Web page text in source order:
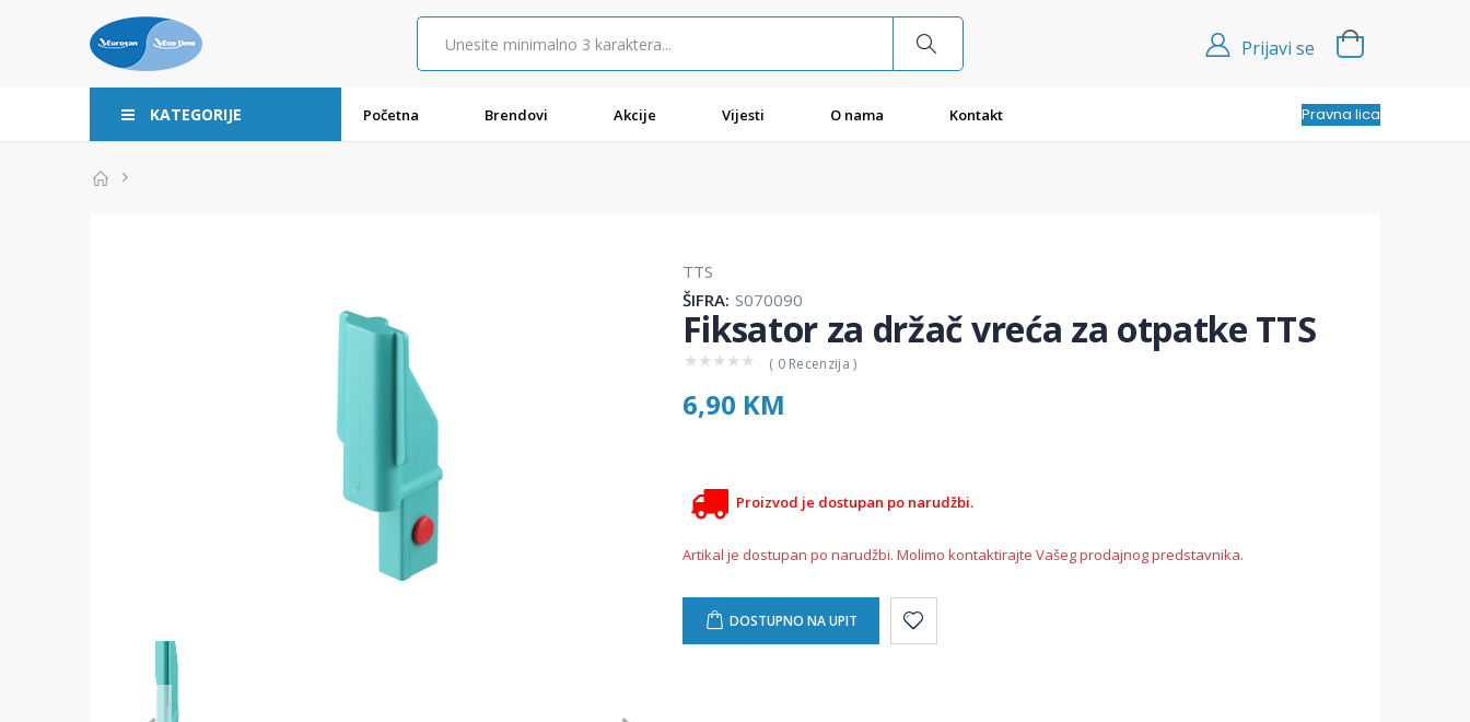
Prijavi se
KATEGORIJE Početna Brendovi Akcije Vijesti O nama Kontakt Pravna lica
TTS
ŠIFRA: S070090
Fiksator za držač vreća za otpatke TTS
★ ★ ★ ★ ★ ( 0 Recenzija )
6,90 KM
Proizvod je dostupan po narudžbi.
Artikal je dostupan po narudžbi. Molimo kontaktirajte Vašeg prodajnog predstavnika.
DOSTUPNO NA UPIT